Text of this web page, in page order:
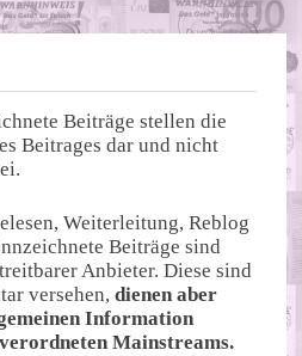
Beiträge stellen die
Beitrages dar und nicht
Weiterleitung, Reblog
Beiträge sind
Anbieter. Diese sind
versehen,dienen aber
Information
Mainstreams.